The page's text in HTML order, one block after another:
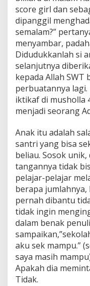
score girl dan
dipanggil
semalam?”
menyambar,
Didudukkanlah si
selanjutnya
kepada Allah SWT
perbuatannya
iktikaf di musholla
menjadi seorang
Anak itu adalah
santri yang bisa
beliau. Sosok
tangannya tidak
pelajar-pelajar
berapa
pernah dibantu
tidak ingin
dalam benak
aku sek mampu.”
saya masih
Apakah dia
Tidak.